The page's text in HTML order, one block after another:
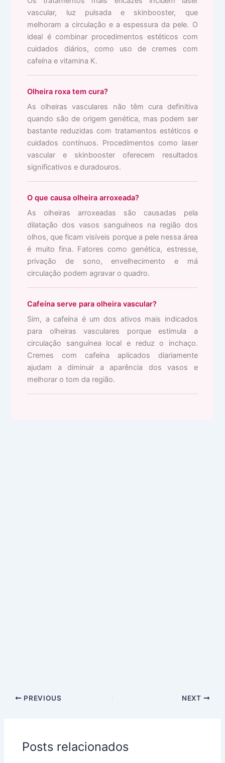
vascular, luz pulsada e skinbooster, que
melhoram a circulação e a espessura da pele. O
ideal é combinar procedimentos estéticos com
cuidados diários, como uso de cremes com
cafeína e vitamina K.
Olheira roxa tem cura?
As olheiras vasculares não têm cura definitiva
quando são de origem genética, mas podem ser
bastante reduzidas com tratamentos estéticos e
cuidados contínuos. Procedimentos como laser
vascular e skinbooster oferecem resultados
significativos e duradouros.
O que causa olheira arroxeada?
As olheiras arroxeadas são causadas pela
dilatação dos vasos sanguíneos na região dos
olhos, que ficam visíveis porque a pele nessa área
é muito fina. Fatores como genética, estresse,
privação de sono, envelhecimento e má
circulação podem agravar o quadro.
Cafeína serve para olheira vascular?
Sim, a cafeína é um dos ativos mais indicados
para olheiras vasculares porque estimula a
circulação sanguínea local e reduz o inchaço.
Cremes com cafeína aplicados diariamente
ajudam a diminuir a aparência dos vasos e
melhorar o tom da região.
PREVIOUS NEXT
Posts relacionados